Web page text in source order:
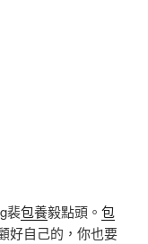
裴包養毅點頭。 包
好自己的，你也要